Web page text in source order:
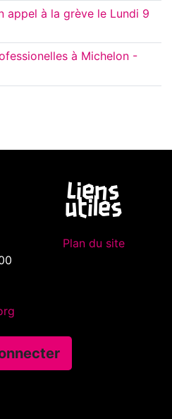
appel à la grève le Lundi 9
à Michelon -
Liens
utiles
Plan du site